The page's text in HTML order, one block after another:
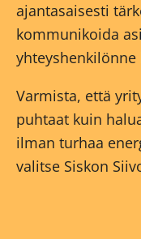
ajantasaisesti
kommunikoida
yhteyshenkilönne
Varmista, että
puhtaat kuin
ilman turhaa
valitse Siskon